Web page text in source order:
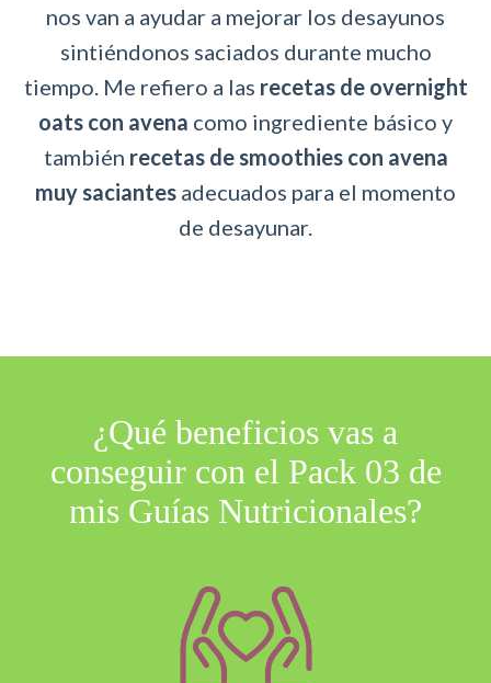
nos van a ayudar a mejorar los desayunos
sintiéndonos saciados durante mucho
tiempo. Me refiero a las recetas de overnight
oats con avena como ingrediente básico y
también recetas de smoothies con avena
muy saciantes adecuados para el momento
de desayunar.
¿ Qué beneficios vas a
conseguir con el Pack 03 de
mis Guías Nutricionales?